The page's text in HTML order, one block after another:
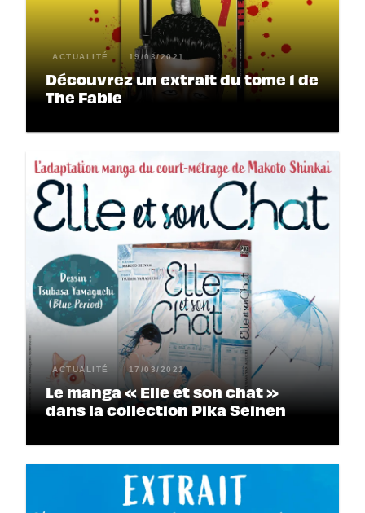
ACTUALITÉ 19/03/2021
Découvrez un extrait du tome 1 de
The Fable
ACTUALITÉ 17/03/2021
Le manga « Elle et son chat »
dans la collection Pika Seinen